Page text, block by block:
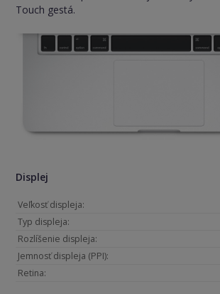
Displej
Veľkosť displeja:
Typ displeja:
Rozlíšenie displeja:
Jemnosť displeja (PPI):
Retina:
Touch gestá.